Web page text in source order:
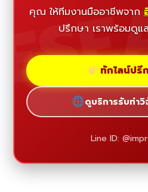
คุณ ให้ทีมงานมืออาชีพจาก
ปรึกษา เราพร้อมดู
ทักไลน์ปรึ
ดูบริการรับทำ
Line ID: